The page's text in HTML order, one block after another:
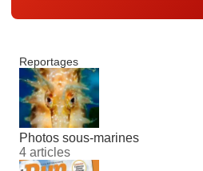
Reportages
Photos sous-marines
4 articles